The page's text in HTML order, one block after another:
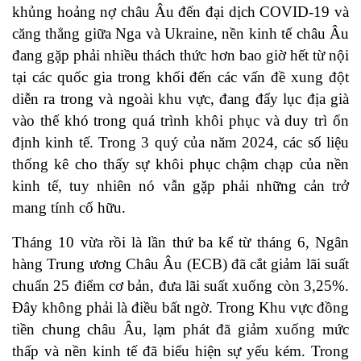
khủng hoảng nợ châu Âu đến đại dịch COVID-19 và
căng thẳng giữa Nga và Ukraine, nền kinh tế châu Âu
đang gặp phải nhiều thách thức hơn bao giờ hết từ nội
tại các quốc gia trong khối đến các vấn đề xung đột
diễn ra trong và ngoài khu vực, đang đẩy lục địa già
vào thế khó trong quá trình khôi phục và duy trì ổn
định kinh tế. Trong 3 quý của năm 2024, các số liệu
thống kê cho thấy sự khôi phục chậm chạp của nền
kinh tế, tuy nhiên nó vẫn gặp phải những cản trở
mang tính cố hữu.
Tháng 10 vừa rồi là lần thứ ba kể từ tháng 6, Ngân
hàng Trung ương Châu Âu (ECB) đã cắt giảm lãi suất
chuẩn 25 điểm cơ bản, đưa lãi suất xuống còn 3,25%.
Đây không phải là điều bất ngờ. Trong Khu vực đồng
tiền chung châu Âu, lạm phát đã giảm xuống mức
thấp và nền kinh tế đã biểu hiện sự yếu kém. Trong